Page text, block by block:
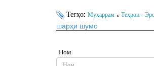
Тегҳо: Муҳаррам ، Теҳрон -
шарҳи шумо
Ном